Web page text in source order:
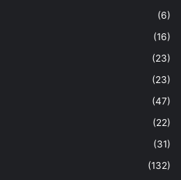
(6)
(16)
(23)
(23)
(47)
(22)
(31)
(132)